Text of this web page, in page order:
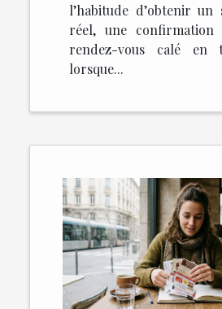
l’habitude d’obtenir
réel, une confirmation
rendez-vous calé en
lorsque...